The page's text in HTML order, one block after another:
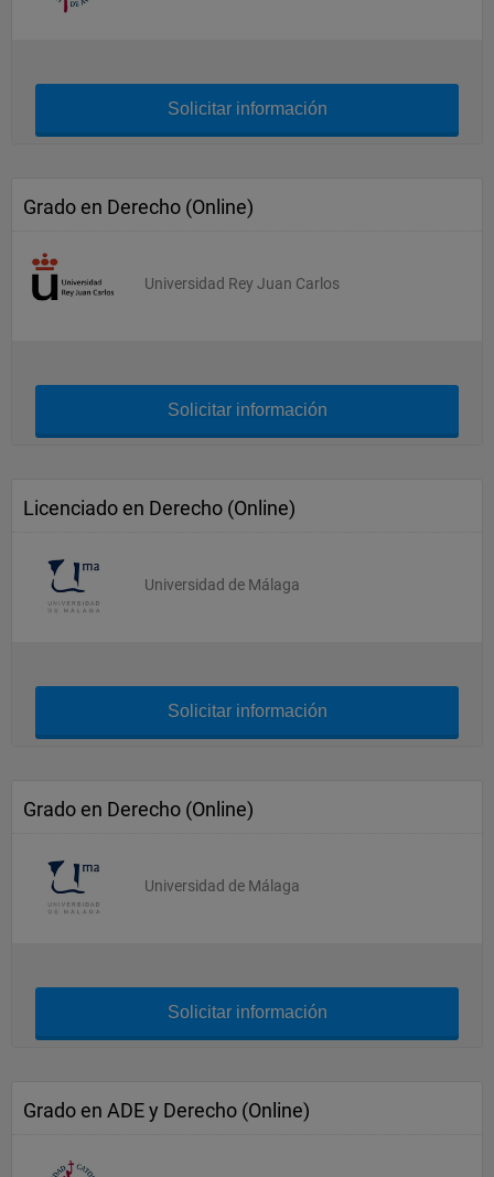
Solicitar información
Grado en Derecho (Online)
Universidad Rey Juan Carlos
Solicitar información
Licenciado en Derecho (Online)
Universidad de Málaga
Solicitar información
Grado en Derecho (Online)
Universidad de Málaga
Solicitar información
Grado en ADE y Derecho (Online)